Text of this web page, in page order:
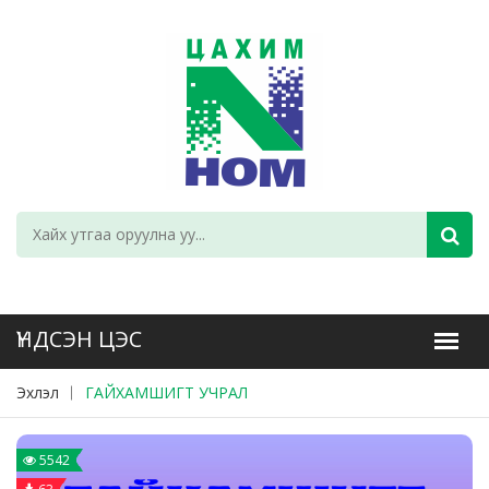
Эхлэл ГАЙХАМШИГТ УЧРАЛ
5542